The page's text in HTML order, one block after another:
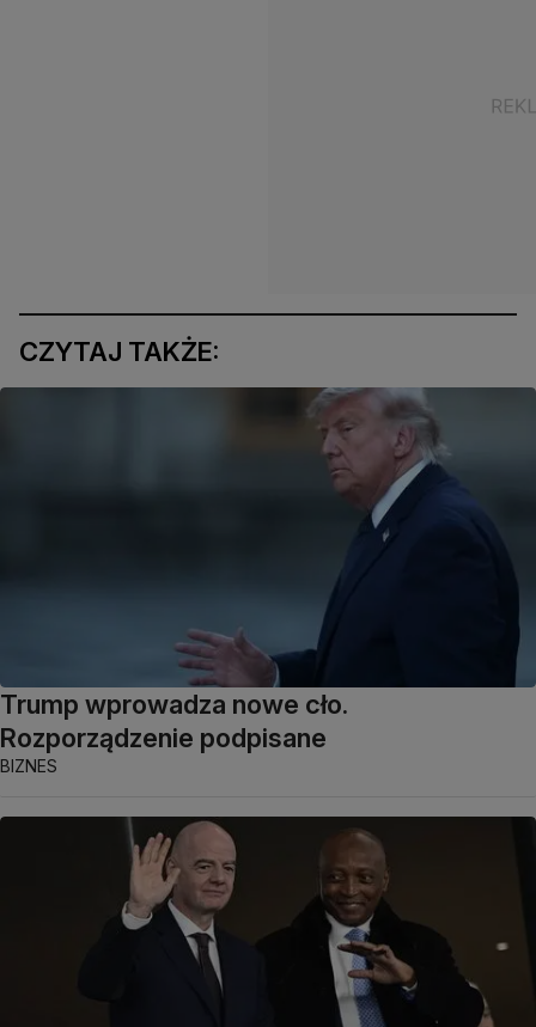
CZYTAJ TAKŻE:
Trump wprowadza nowe cło.
Rozporządzenie podpisane
BIZNES